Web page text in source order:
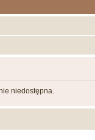
niedostępna.